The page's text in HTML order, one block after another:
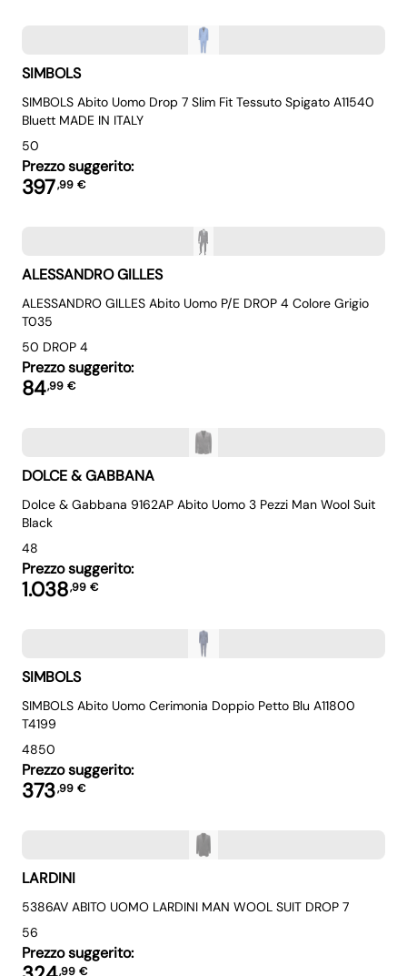
SIMBOLS
SIMBOLS Abito Uomo Drop 7 Slim Fit Tessuto Spigato A11540
Bluett MADE IN ITALY
50
Prezzo suggerito:
397,99 €
ALESSANDRO GILLES
ALESSANDRO GILLES Abito Uomo P/E DROP 4 Colore Grigio
T035
50 DROP 4
Prezzo suggerito:
84,99 €
DOLCE & GABBANA
Dolce & Gabbana 9162AP Abito Uomo 3 Pezzi Man Wool Suit
Black
48
Prezzo suggerito:
1.038,99 €
SIMBOLS
SIMBOLS Abito Uomo Cerimonia Doppio Petto Blu A11800
T4199
4850
Prezzo suggerito:
373,99 €
LARDINI
5386AV ABITO UOMO LARDINI MAN WOOL SUIT DROP 7
56
Prezzo suggerito:
,99 €